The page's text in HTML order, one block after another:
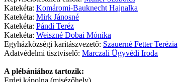
Katekéta: Komáromi-Bauknecht Hajnalka
Katekéta: Mirk Jánosné
Katekéta: Pándi Teréz
Katekéta: Weiszné Dobai Mónika
Egyházközségi karitászvezető: Szauerné Fetter Terézia
Adatvédelmi tisztviselő: Marczali Ügyvédi Iroda
A plébániához tartozik: